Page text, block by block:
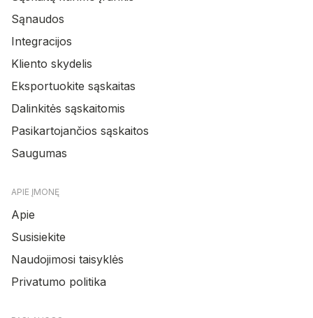
Sąnaudos
Integracijos
Kliento skydelis
Eksportuokite sąskaitas
Dalinkitės sąskaitomis
Pasikartojančios sąskaitos
Saugumas
APIE ĮMONĘ
Apie
Susisiekite
Naudojimosi taisyklės
Privatumo politika